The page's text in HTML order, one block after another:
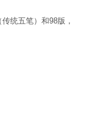
统五笔）和98版，